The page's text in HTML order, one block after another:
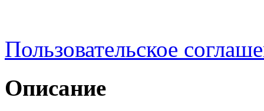
Пользовательское
Описание